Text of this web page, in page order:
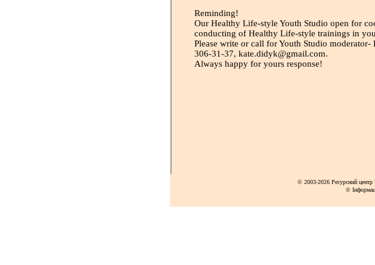
Reminding!
Our Healthy Life-style Youth Studio open for
conducting of Healthy Life-style trainings in
Please write or call for Youth Studio
306-31-37, kate.didyk@gmail.com.
Always happy for yours response!
© 2003-2026 Ресурсний
©